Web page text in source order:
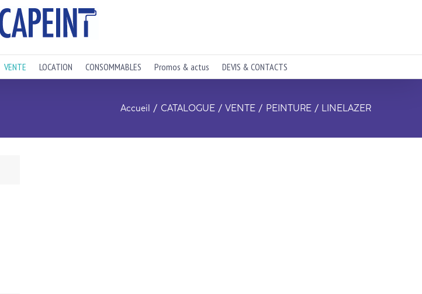
VENTE LOCATION CONSOMMABLES Promos & actus DEVIS & CONTACTS
Accueil CATALOGUE VENTE PEINTURE LINELAZER